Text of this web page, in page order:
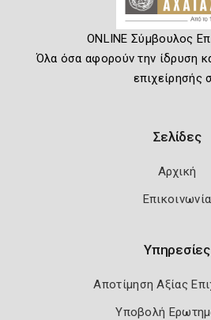
ONLINE Σύμβουλος
Όλα όσα αφορούν την ίδρυση
επιχείρησής
Σελίδες
Αρχική
Επικοινωνία
Υπηρεσίες
Αποτίμηση Αξίας
Υποβολή